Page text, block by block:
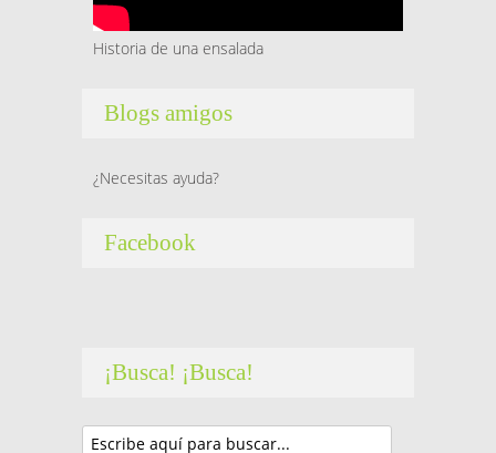
Historia de una ensalada
Blogs amigos
¿Necesitas ayuda?
Facebook
¡Busca! ¡Busca!